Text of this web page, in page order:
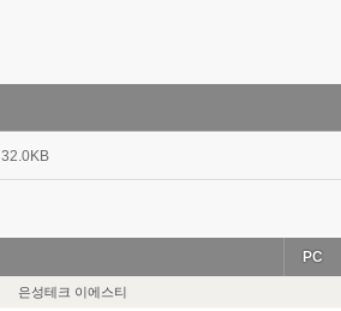
32.0KB
PC
은성테크 이에스티